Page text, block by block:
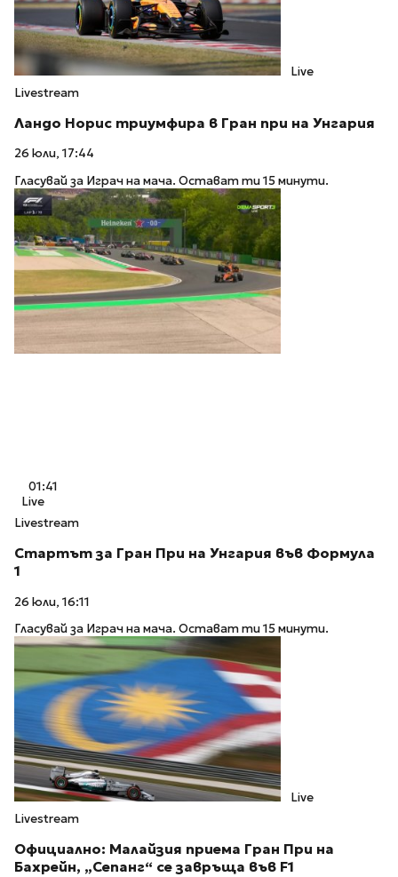
Live
Livestream
Ландо Норис триумфира в Гран при на Унгария
26 юли, 17:44
Гласувай за Играч на мача. Остават ти 15 минути.
01:41
Live
Livestream
Стартът за Гран При на Унгария във Формула
1
26 юли, 16:11
Гласувай за Играч на мача. Остават ти 15 минути.
Live
Livestream
Официално: Малайзия приема Гран При на
Бахрейн, „Сепанг“ се завръща във F1